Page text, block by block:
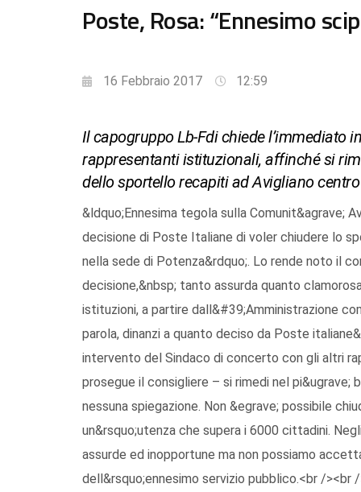
Poste, Rosa: “Ennesimo
16 Febbraio 2017 12:59
Il capogruppo Lb-Fdi chiede l’immediato
rappresentanti istituzionali, affinché si
dello sportello recapiti ad Avigliano centro
&ldquo;Ennesima tegola sulla Comunit&agrave;
decisione di Poste Italiane di voler chiudere lo
nella sede di Potenza&rdquo;. Lo rende noto il
decisione,&nbsp; tanto assurda quanto
istituzioni, a partire dall&#39;Amministrazione
parola, dinanzi a quanto deciso da Poste
intervento del Sindaco di concerto con gli altri
prosegue il consigliere – si rimedi nel
nessuna spiegazione. Non &egrave; possibile
un&rsquo;utenza che supera i 6000 cittadini.
assurde ed inopportune ma non possiamo
dell&rsquo;ennesimo servizio pubblico.<br /><br